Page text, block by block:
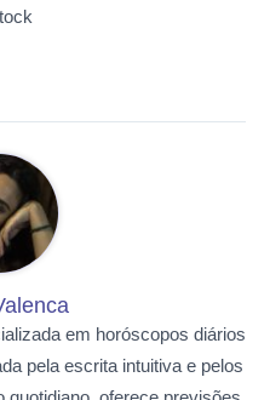
em horóscopos diários
pela escrita intuitiva e pelos